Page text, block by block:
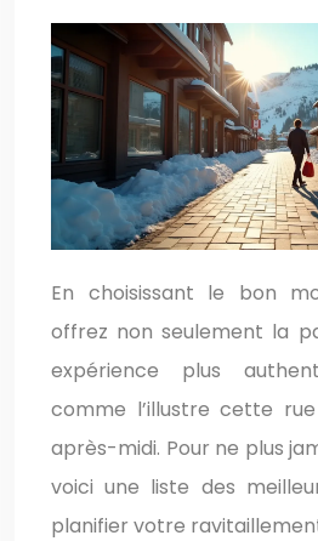
En choisissant le bon
offrez non seulement la
expérience plus
comme l’illustre cette
après-midi. Pour ne plus
voici une liste des
planifier votre